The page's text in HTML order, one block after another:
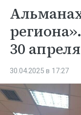
30 апреля
30.04.2025 в 17:27